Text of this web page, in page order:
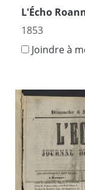
L'Écho
1853
Joindre à